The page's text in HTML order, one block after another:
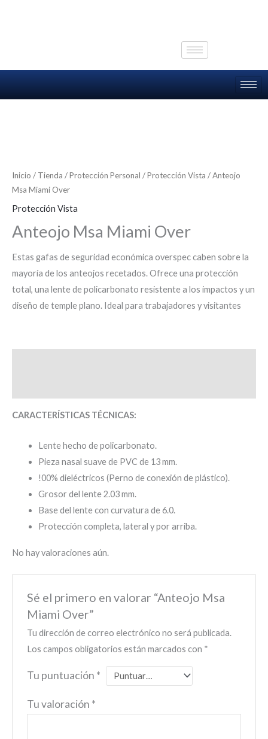
Inicio / Tienda /Protección Personal /Protección Vista / Anteojo
Msa Miami Over
Protección Vista
Anteojo Msa Miami Over
Estas gafas de seguridad económica overspec caben sobre la
mayoría de los anteojos recetados. Ofrece una protección
total, una lente de policarbonato resistente a los impactos y un
diseño de temple plano. Ideal para trabajadores y visitantes
CARACTERÍSTICAS TÉCNICAS:
Lente hecho de policarbonato.
Pieza nasal suave de PVC de 13 mm.
!00% dieléctricos (Perno de conexión de plástico).
Grosor del lente 2.03 mm.
Base del lente con curvatura de 6.0.
Protección completa, lateral y por arriba.
No hay valoraciones aún.
Sé el primero en valorar “Anteojo Msa
Miami Over”
Tu dirección de correo electrónico no será publicada.
Los campos obligatorios están marcados con *
Tu puntuación *
Tu valoración *